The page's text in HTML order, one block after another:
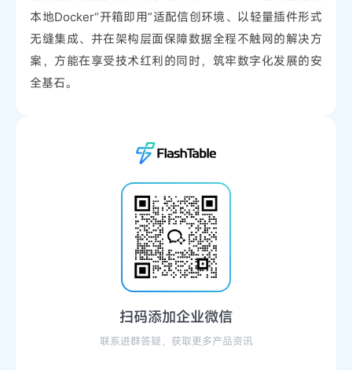
本地Docker“开箱即用”适配信创环境、以轻量插件形式
无缝集成、并在架构层面保障数据全程不触网的解决方
案，方能在享受技术红利的同时，筑牢数字化发展的安
全基石。
扫码添加企业微信
联系进群答疑，获取更多产品资讯